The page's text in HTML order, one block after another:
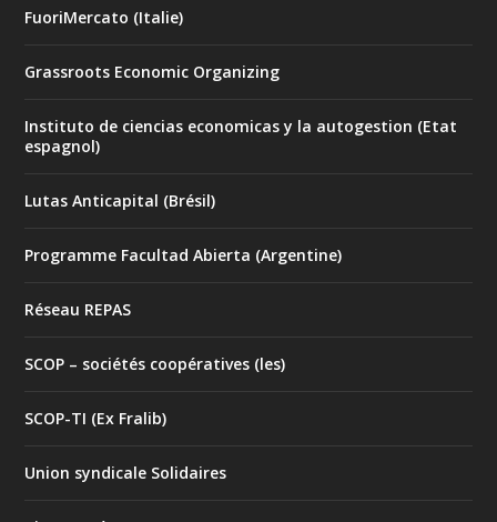
FuoriMercato (Italie)
Grassroots Economic Organizing
Instituto de ciencias economicas y la autogestion (Etat
espagnol)
Lutas Anticapital (Brésil)
Programme Facultad Abierta (Argentine)
Réseau REPAS
SCOP – sociétés coopératives (les)
SCOP-TI (Ex Fralib)
Union syndicale Solidaires